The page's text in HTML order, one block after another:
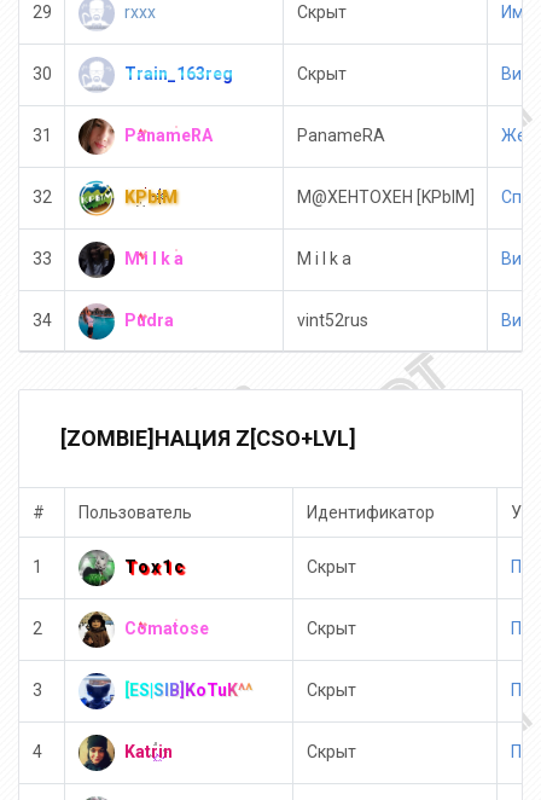
29 rxxx Скрыт
30 Train_163reg Скрыт Вип
31 PanameRA PanameRA
32 KPblM M@XEHTOXEH [KPblM]
33 M i l k a M i l k a Вип
34 Pudra vint52rus Вип
️ [ZOMBIE]НАЦИЯ Z[CSO+LVL]
# Пользователь Идентификатор
1 Tox1c Скрыт
2 Comatose Скрыт
3 [ES|SIB]KoTuK^^ Скрыт
4 Katrin Скрыт